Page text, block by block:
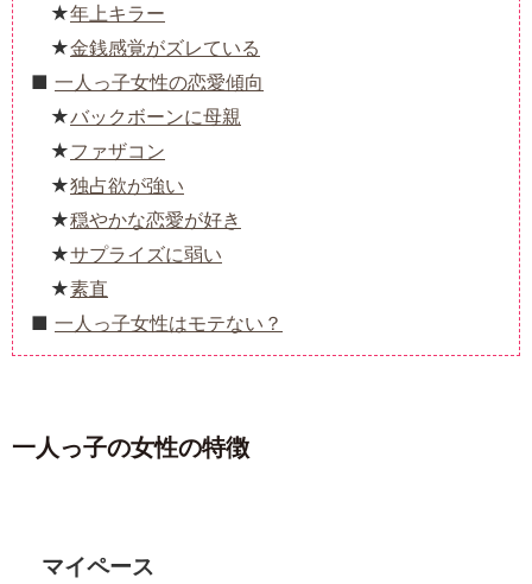
年上キラー
金銭感覚がズレている
一人っ子女性の恋愛傾向
バックボーンに母親
ファザコン
独占欲が強い
穏やかな恋愛が好き
サプライズに弱い
素直
一人っ子女性はモテない？
一人っ子の女性の特徴
マイペース